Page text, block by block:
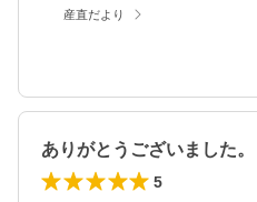
産直だより
ありがとうございました。
5